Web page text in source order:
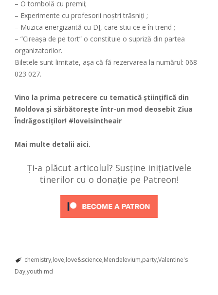
– O tombolă cu premii;
– Experimente cu profesorii noştri trăsniţi ;
– Muzica energizantă cu DJ, care stiu ce e în trend ;
– ”Cireașa de pe tort” o constituie o supriză din partea
organizatorilor.
Biletele sunt limitate, așa că fă rezervarea la numărul: 068
023 027.
Vino la prima petrecere cu tematică științifică din
Moldova și sărbătorește într-un mod deosebit Ziua
Îndrăgostiților! #loveisintheair
Mai multe detalii aici.
Ți-a plăcut articolul? Susține inițiativele
tinerilor cu o donație pe Patreon!
chemistry love love&science Mendelevium partyValentine's
Dayyouth.md